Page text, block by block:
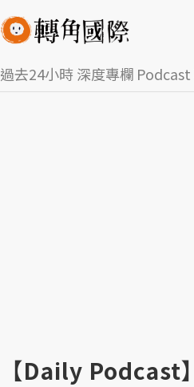
過去24小時深度專欄 Podcast
【Daily Podcast